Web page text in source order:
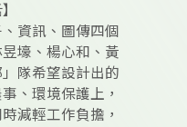
資訊、圖傳四個
壕、楊心和、黃
隊希望設計出的
、環境保護上，
減輕工作負擔，